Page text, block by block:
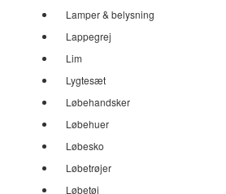
Lamper & belysning
Lappegrej
Lim
Lygtesæt
Løbehandsker
Løbehuer
Løbesko
Løbetrøjer
Løbetøj